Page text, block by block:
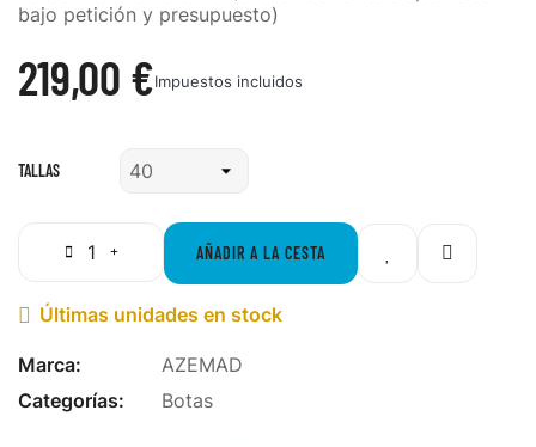
bajo petición y presupuesto)
219,00 €Impuestos incluidos
TALLAS
AÑADIR A LA CESTA
 Últimas unidades en stock
Marca:
AZEMAD
Categorías:
Botas